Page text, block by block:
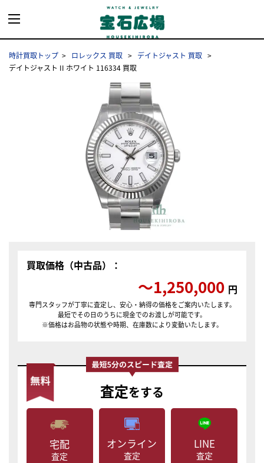
時計買取トップ ロレックス 買取
デイトジャスト 買取
デイトジャスト II ホワイト 116334 買取
買取価格（中古品）：
〜1,250,000 円
専門スタッフが丁寧に査定し、安心・納得の価格をご案内いたします。
最短でその日のうちに現金でのお渡しが可能です。
※価格はお品物の状態や時期、在庫数により変動いたします。
査定をする
宅配
査定
オンライン
査定
LINE
査定